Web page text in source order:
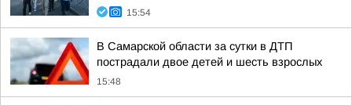
15:54
В Самарской области за сутки в ДТП
пострадали двое детей и шесть взрослых
15:48